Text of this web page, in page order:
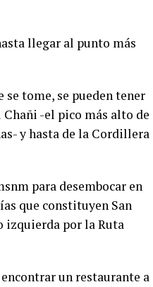
llegar al punto más
tome, se pueden tener
Chañi -el pico más alto de
y hasta de la Cordillera
para desembocar en
que constituyen San
izquierda por la Ruta
un restaurante a